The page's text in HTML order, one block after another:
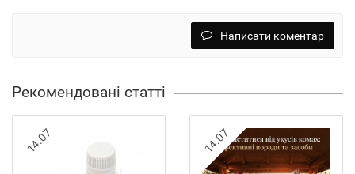
Написати коментар
Рекомендовані статті
14.07 14.07